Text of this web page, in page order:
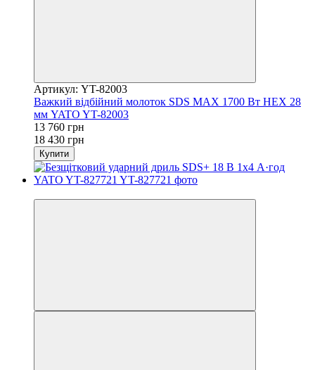
Артикул: YT-82003
Важкий відбійний молоток SDS MAX 1700 Вт HEX 28
мм YATO YT-82003
13 760 грн
18 430 грн
Купити